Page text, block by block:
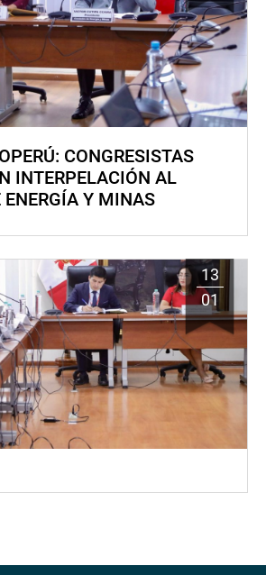
CONGRESISTAS
INTERPELACIÓN AL
ENERGÍA Y MINAS
13
01